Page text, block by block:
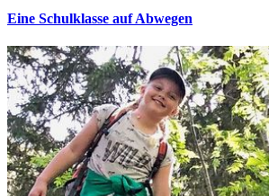
Eine Schulklasse auf Abwegen